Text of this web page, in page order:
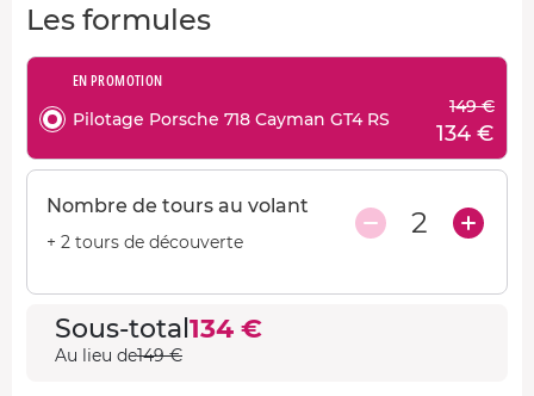
Les formules
EN PROMOTION
Pilotage Porsche 718 Cayman GT4 RS
149 €
134 €
Nombre de tours au volant
+ 2 tours de découverte
2
Sous-total134 €
Au lieu de149 €